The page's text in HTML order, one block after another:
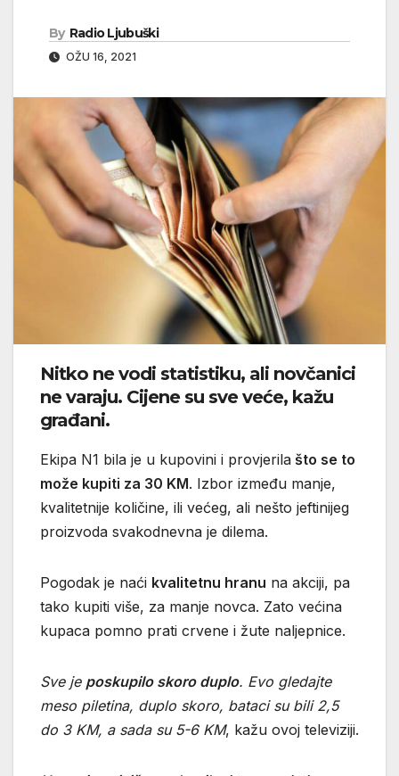
By Radio Ljubuški
OŽU 16, 2021
Nitko ne vodi statistiku, ali novčanici
ne varaju. Cijene su sve veće, kažu
građani.
Ekipa N1 bila je u kupovini i provjerila što se to
može kupiti za 30 KM. Izbor između manje,
kvalitetnije količine, ili većeg, ali nešto jeftinijeg
proizvoda svakodnevna je dilema.
Pogodak je naći kvalitetnu hranu na akciji, pa
tako kupiti više, za manje novca. Zato većina
kupaca pomno prati crvene i žute naljepnice.
Sve je poskupilo skoro duplo. Evo gledajte
meso piletina, duplo skoro, bataci su bili 2,5
do 3 KM, a sada su 5-6 KM, kažu ovoj televiziji.